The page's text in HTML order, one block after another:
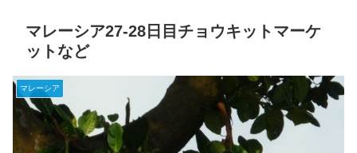
マレーシア27-28日目チョウキットマーケ
ットなど
マレーシア